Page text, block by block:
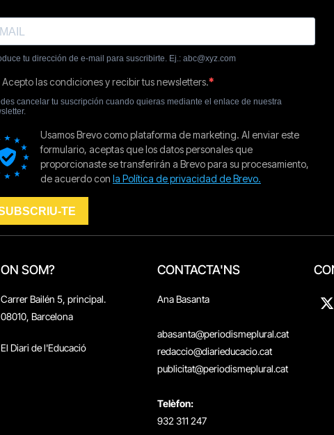
ON SOM?
Carrer Bailén 5, principal.
08010, Barcelona
El Diari de l'Educació
CONTACTA'NS
Ana Basanta
abasanta@periodismeplural.cat
redaccio@diarieducacio.cat
publicitat@periodismeplural.cat
Telèfon:
932 311 247
X